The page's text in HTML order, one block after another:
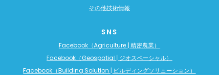
その他技術情報
SNS
Facebook（Agriculture | 精密農業）
Facebook（Geospatial | ジオスペーシャル）
Facebook（Building Solution | ビルディングソリューション）